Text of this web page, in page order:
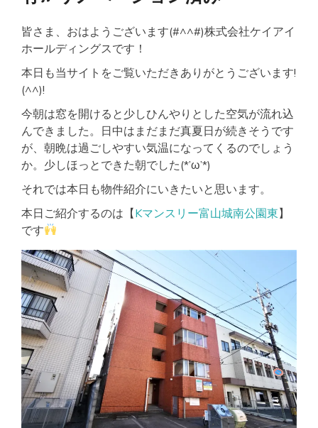
場
洋
室
め
皆さま、おはようございます(#^^#)株式会社ケイアイ
ホールディングスです！
本日も当サイトをご覧いただきありがとうございます!
(^^)!
今朝は窓を開けると少しひんやりとした空気が流れ込
んできました。日中はまだまだ真夏日が続きそうです
が、朝晩は過ごしやすい気温になってくるのでしょう
か。少しほっとできた朝でした(*’ω’*)
それでは本日も物件紹介にいきたいと思います。
本日ご紹介するのは【Kマンスリー富山城南公園東】
です